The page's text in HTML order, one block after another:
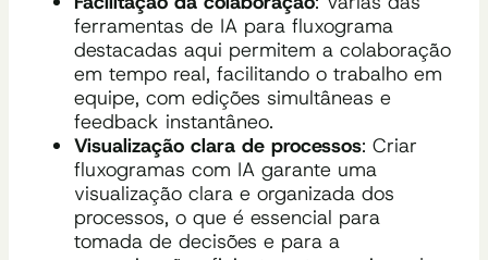
ferramentas de IA para fluxograma
destacadas aqui permitem a colaboração
em tempo real, facilitando o trabalho em
equipe, com edições simultâneas e
feedback instantâneo.
Visualização clara de processos: Criar
fluxogramas com IA garante uma
visualização clara e organizada dos
processos, o que é essencial para
tomada de decisões e para a